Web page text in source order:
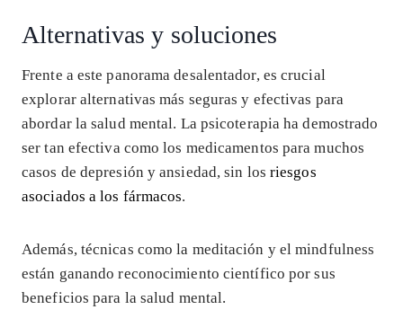
Alternativas y soluciones
Frente a este panorama desalentador, es crucial
explorar alternativas más seguras y efectivas para
abordar la salud mental. La psicoterapia ha demostrado
ser tan efectiva como los medicamentos para muchos
casos de depresión y ansiedad, sin los riesgos
asociados a los fármacos.
Además, técnicas como la meditación y el mindfulness
están ganando reconocimiento científico por sus
beneficios para la salud mental.